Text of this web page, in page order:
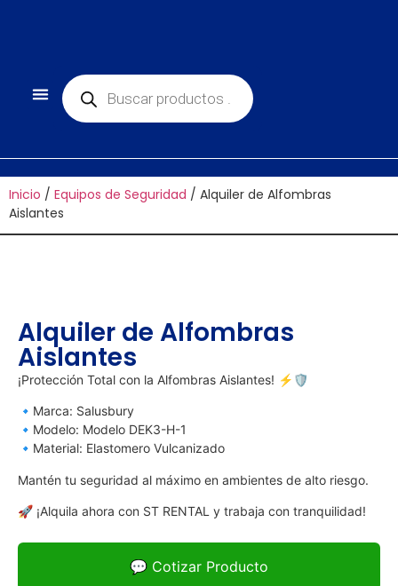
Inicio / Equipos de Seguridad / Alquiler de Alfombras
Aislantes
Alquiler de Alfombras
Aislantes
¡Protección Total con la Alfombras Aislantes! ⚡🛡️
🔹Marca: Salusbury
🔹Modelo: Modelo DEK3-H-1
🔹Material: Elastomero Vulcanizado
Mantén tu seguridad al máximo en ambientes de alto riesgo.
🚀 ¡Alquila ahora con ST RENTAL y trabaja con tranquilidad!
💬 Cotizar Producto